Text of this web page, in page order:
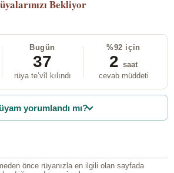
Bekliyor
Bugün
37
rüya te’vîl kılındı
%92 için
2 saat
cevab müddeti
yorumlandı mı?
önce rüyanızla en ilgili olan sayfada